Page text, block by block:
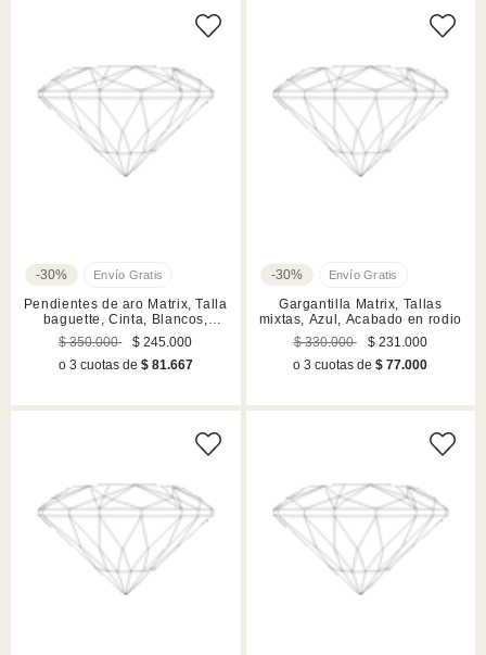
-30%
Pendientes de aro Matrix, Talla
baguette, Cinta, Blancos,
Acabado en rodio
$ 350.000
$ 245.000
o 3 cuotas de $ 81.667
-30%
Gargantilla Matrix, Tallas
mixtas, Azul, Acabado en rodio
$ 330.000
$ 231.000
o 3 cuotas de$ 77.000